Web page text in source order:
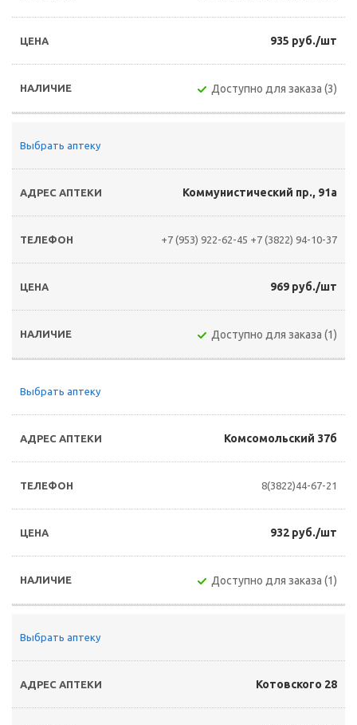
935 руб./шт
Доступно для заказа (3)
Выбрать аптеку
Коммунистический пр., 91а
+7 (953) 922-62-45 +7 (3822) 94-10-37
969 руб./шт
Доступно для заказа (1)
Выбрать аптеку
Комсомольский 37б
8(3822)44-67-21
932 руб./шт
Доступно для заказа (1)
Выбрать аптеку
Котовского 28